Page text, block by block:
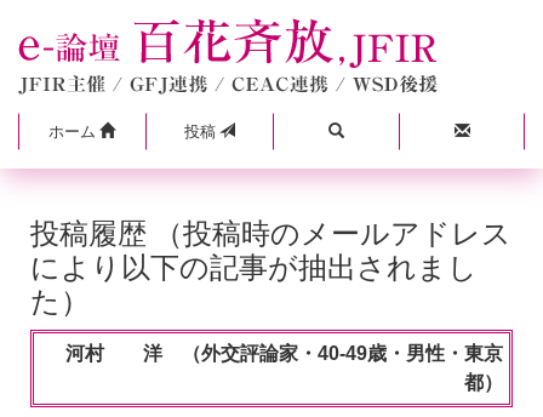
ホーム 投稿
投稿履歴 （投稿時のメールアドレス
により以下の記事が抽出されまし
た）
河村 洋 （外交評論家・40-49歳・男性・東京
都）